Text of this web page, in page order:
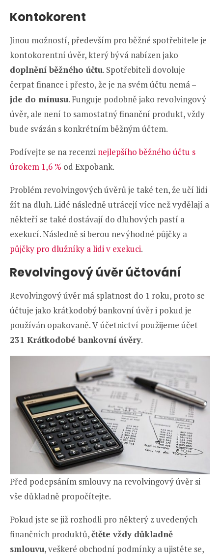
Kontokorent
Jinou možností, především pro běžné spotřebitele je
kontokorentní úvěr, který bývá nabízen jako
doplnění běžného účtu. Spotřebiteli dovoluje
čerpat finance i přesto, že je na svém účtu nemá –
jde do mínusu. Funguje podobně jako revolvingový
úvěr, ale není to samostatný finanční produkt, vždy
bude svázán s konkrétním běžným účtem.
Podívejte se na recenzi nejlepšího běžného účtu s
úrokem 1,6 % od Expobank.
Problém revolvingových úvěrů je také ten, že učí lidi
žít na dluh. Lidé následně utrácejí více než vydělají a
někteří se také dostávají do dluhových pastí a
exekucí. Následně si berou nevýhodné půjčky a
půjčky pro dlužníky a lidi v exekuci.
Revolvingový úvěr účtování
Revolvingový úvěr má splatnost do 1 roku, proto se
účtuje jako krátkodobý bankovní úvěr i pokud je
používán opakovaně. V účetnictví použijeme účet
231 Krátkodobé bankovní úvěry.
Před podepsáním smlouvy na revolvingový úvěr si
vše důkladně propočítejte.
Pokud jste se již rozhodli pro některý z uvedených
finančních produktů,čtěte vždy důkladně
smlouvu, veškeré obchodní podmínky a ujistěte se,